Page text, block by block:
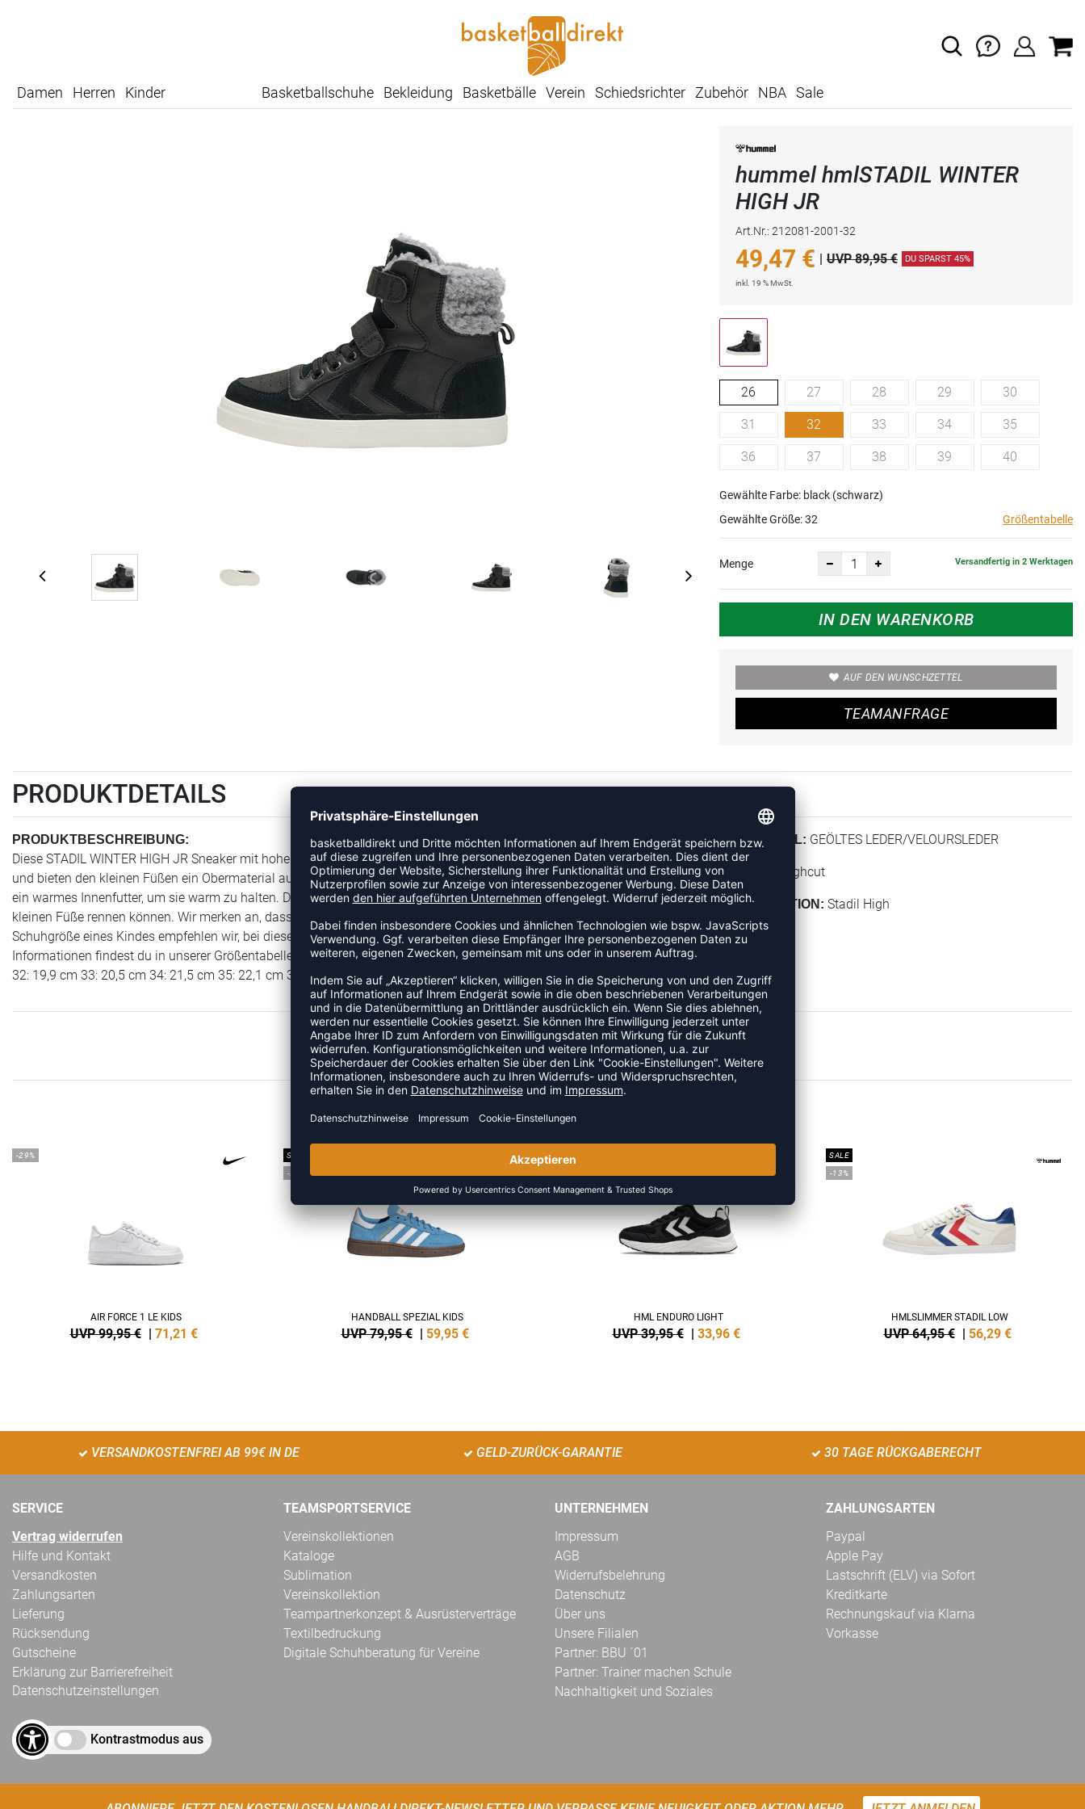
Damen Herren Kinder Basketballschuhe Bekleidung Basketbälle Verein Schiedsrichter Zubehör NBA Sale
hummel hmlSTADIL WINTER
HIGH JR
Art.Nr.: 212081-2001-32
49,47 € | UVP 89,95 € DU SPARST 45%
inkl. 19 % MwSt.
26 27 28 29 30
31 32 33 34 35
36 37 38 39 40
Gewählte Farbe: black (schwarz)
Gewählte Größe:32 Größentabelle
Menge Versandfertig in 2 Werktagen
IN DEN WARENKORB
AUF DEN WUNSCHZETTEL
TEAMANFRAGE
PRODUKTDETAILS
PRODUKTBESCHREIBUNG:
Diese STADIL WINTER HIGH JR Sneaker mit hohem Schaft sind eine neue Version des klassischen hummel® Stadil-Designs
und bieten den kleinen Füßen ein Obermaterial aus geöltem Leder und Veloursleder für einen stylischen Wetterschutz sowie
ein warmes Innenfutter, um sie warm zu halten. Die vulkanisierte Sohle bietet eine feste und stabile Oberfläche, mit der die
kleinen Füße rennen können. Wir merken an, dass diese Stiefel eine normale bis weite Breite aufweisen. Bei der Auswahl der
Schuhgröße eines Kindes empfehlen wir, bei diesen Schuhen 1–1,5 cm Wachstumsspielraum zu lassen. Weitere
Informationen findest du in unserer Größentabelle. 26: 15,8 cm 27: 16,6 cm 28: 17,7 cm 29: 18,0 cm 30: 18,6 cm 31: 19,1 cm
32: 19,9 cm 33: 20,5 cm 34: 21,5 cm 35: 22,1 cm 36: 22,7 cm 37: 23,3 cm 38: 24,1 cm 39: 24,8 cm
MATERIAL: GEÖLTES LEDER/VELOURSLEDER
Highcut
KOLLEKTION: Stadil High
ZULETZT ANGESEHEN
MEHR AUS DER KATEGORIE SNEAKER
-29%
AIR FORCE 1 LE KIDS
UVP 99,95 € | 71,21 €
SALE
-25%
HANDBALL SPEZIAL KIDS
UVP 79,95 € | 59,95 €
HML ENDURO LIGHT
UVP 39,95 € | 33,96 €
SALE
-13%
HMLSLIMMER STADIL LOW
UVP 64,95 € | 56,29 €
VERSANDKOSTENFREI AB 99€ IN DE GELD-ZURÜCK-GARANTIE 30 TAGE RÜCKGABERECHT
SERVICE
Vertrag widerrufen
Hilfe und Kontakt
Versandkosten
Zahlungsarten
Lieferung
Rücksendung
Gutscheine
Erklärung zur Barrierefreiheit
Datenschutzeinstellungen
Kontrastmodus aus
TEAMSPORTSERVICE
Vereinskollektionen
Kataloge
Sublimation
Vereinskollektion
Teampartnerkonzept & Ausrüsterverträge
Textilbedruckung
Digitale Schuhberatung für Vereine
UNTERNEHMEN
Impressum
AGB
Widerrufsbelehrung
Datenschutz
Über uns
Unsere Filialen
Partner: BBU ´01
Partner: Trainer machen Schule
Nachhaltigkeit und Soziales
ZAHLUNGSARTEN
Paypal
Apple Pay
Lastschrift (ELV) via Sofort
Kreditkarte
Rechnungskauf via Klarna
Vorkasse